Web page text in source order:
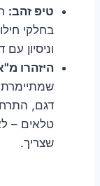
טיפ זהב:
בחלקי
וניסיון
היזהרו
שמתיימרת
דגם,
טלאים –
שצריך.